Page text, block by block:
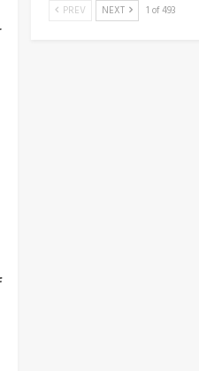
PREV NEXT 1 of 493